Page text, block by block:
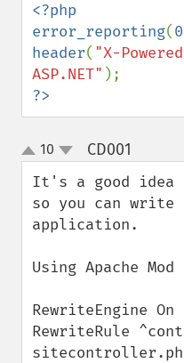
<?php
error_reporting(0
header( "X-
ASP.NET"
?>
up
down
10 CD001
It's a good idea
so you can write
application.
Using Apache
RewriteEngine On
RewriteRule